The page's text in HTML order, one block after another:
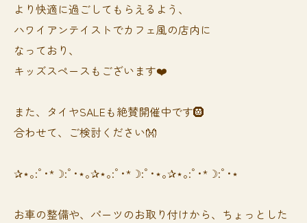
より快適に過ごしてもらえるよう、
ハワイアンテイストでカフェ風の店内に
なっており、
キッズスペースもございます❤️
また、タイヤSALEも絶賛開催中です🛞
合わせて、ご検討ください👐
✰⋆｡:ﾟ･*☽:ﾟ･⋆｡✰⋆｡:ﾟ･*☽:ﾟ･⋆｡✰⋆｡:ﾟ･*☽:ﾟ･⋆
お車の整備や、パーツのお取り付けから、ちょっとした